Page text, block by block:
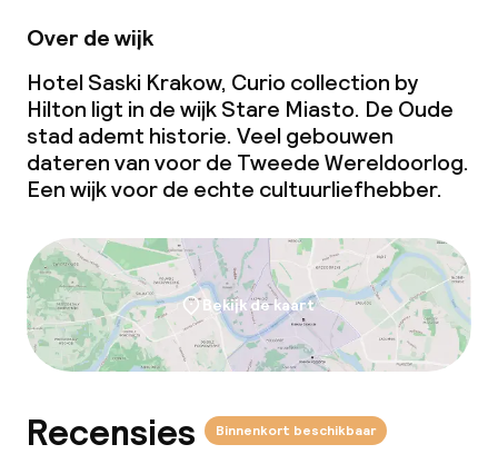
dan de 5 kg)
Over de wijk
Hotel Saski Krakow, Curio collection by
Hilton ligt in de wijk Stare Miasto. De Oude
stad ademt historie. Veel gebouwen
dateren van voor de Tweede Wereldoorlog.
Een wijk voor de echte cultuurliefhebber.
Bekijk de kaart
Recensies Binnenkort beschikbaar